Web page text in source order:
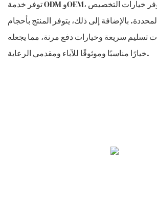
توفر خدمة ODM وOEM، فإن هذا المنتج يوفر خيارات التخصيص
بالإضافة إلى ذلك، يتوفر المنتج بأحجام
تسليم سريعة وخيارات دفع مرنة، مما يجعله
خيارًا مناسبًا وموثوقًا للآباء ومقدمي الرعاية.